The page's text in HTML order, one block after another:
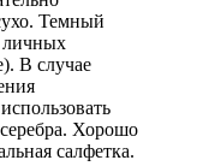
Темный
личных
В случае
Хорошо
салфетка.